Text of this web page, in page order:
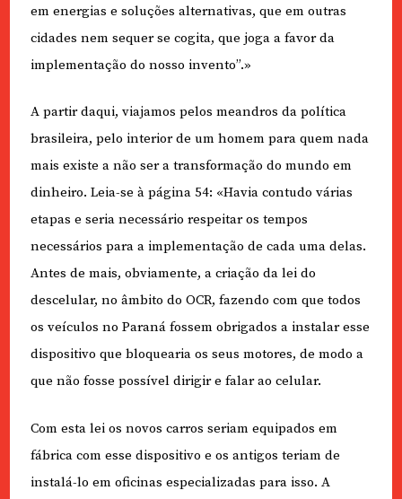
em energias e soluções alternativas, que em outras
cidades nem sequer se cogita, que joga a favor da
implementação do nosso invento”.»
A partir daqui, viajamos pelos meandros da política
brasileira, pelo interior de um homem para quem nada
mais existe a não ser a transformação do mundo em
dinheiro. Leia-se à página 54: «Havia contudo várias
etapas e seria necessário respeitar os tempos
necessários para a implementação de cada uma delas.
Antes de mais, obviamente, a criação da lei do
descelular, no âmbito do OCR, fazendo com que todos
os veículos no Paraná fossem obrigados a instalar esse
dispositivo que bloquearia os seus motores, de modo a
que não fosse possível dirigir e falar ao celular.
Com esta lei os novos carros seriam equipados em
fábrica com esse dispositivo e os antigos teriam de
instalá-lo em oficinas especializadas para isso. A